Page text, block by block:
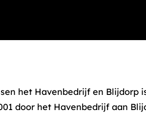
het Havenbedrijf en Blijdorp
door het Havenbedrijf aan